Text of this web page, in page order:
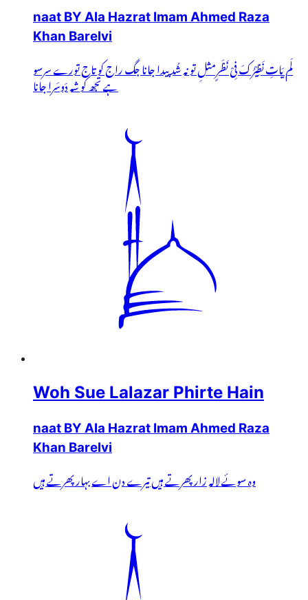
naat BY Ala Hazrat Imam Ahmed Raza
Khan Barelvi
لَم یَاتِ نَظِیْرُکَ فِیْ نَظَرٍمثلِ تو نہ شُد پیدا جانا جگ راج کو تاج تورے سرسو
ہے تجھ کو شہ دَوسَرا جانا
Woh Sue Lalazar Phirte Hain
naat BY Ala Hazrat Imam Ahmed Raza
Khan Barelvi
وہ سوئے لالہ زار پھرتے ہیں تیرے دن اے بہار پھرتے ہیں